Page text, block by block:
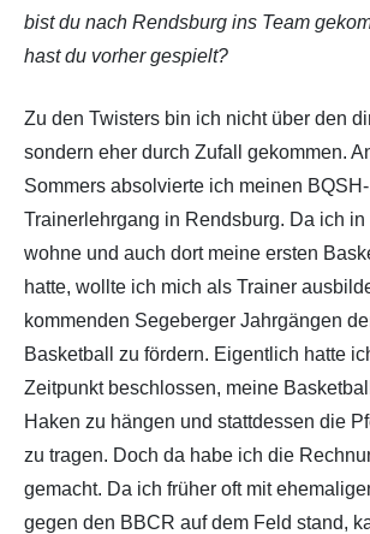
bist du nach Rendsburg ins Team
hast du vorher gespielt?
Zu den Twisters bin ich nicht über den
sondern eher durch Zufall gekommen.
Sommers absolvierte ich meinen
Trainerlehrgang in Rendsburg. Da ich in
wohne und auch dort meine ersten
hatte, wollte ich mich als Trainer
kommenden Segeberger Jahrgängen
Basketball zu fördern. Eigentlich hatte
Zeitpunkt beschlossen, meine
Haken zu hängen und stattdessen die
zu tragen. Doch da habe ich die
gemacht. Da ich früher oft mit
gegen den BBCR auf dem Feld stand,